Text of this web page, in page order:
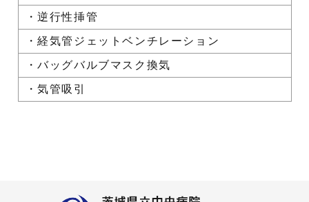
・逆行性挿管
・経気管ジェットベンチレーション
・バッグバルブマスク換気
・気管吸引